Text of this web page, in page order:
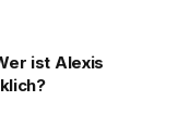
ist Alexis